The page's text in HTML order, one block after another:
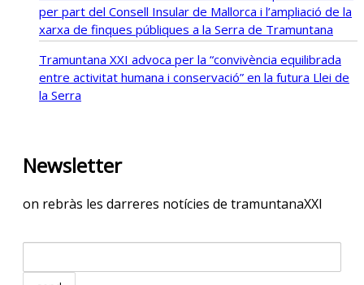
per part del Consell Insular de Mallorca i l’ampliació de la
xarxa de finques públiques a la Serra de Tramuntana
Tramuntana XXI advoca per la “convivència equilibrada
entre activitat humana i conservació” en la futura Llei de
la Serra
Newsletter
on rebràs les darreres notícies de tramuntanaXXI